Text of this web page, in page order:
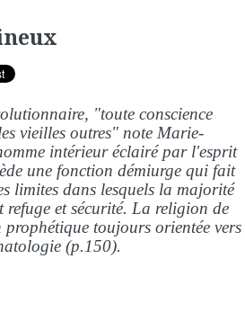
"toute conscience
vieilles outres" note Marie-
intérieur éclairé par l'esprit
une fonction démiurge qui fait
limites dans lesquels la majorité
refuge et sécurité. La religion de
toujours orientée vers
(p.150).